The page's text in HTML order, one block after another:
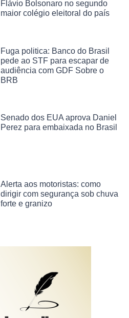
Flávio Bolsonaro no segundo
maior colégio eleitoral do país
Fuga politica: Banco do Brasil
pede ao STF para escapar de
audiência com GDF Sobre o
BRB
Senado dos EUA aprova Daniel
Perez para embaixada no Brasil
Alerta aos motoristas: como
dirigir com segurança sob chuva
forte e granizo